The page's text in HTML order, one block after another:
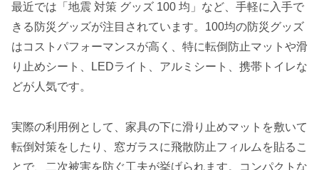
最近では「地震 対策 グッズ 100 均」など、手軽に入手で
きる防災グッズが注目されています。100均の防災グッズ
はコストパフォーマンスが高く、特に転倒防止マットや滑
り止めシート、LEDライト、アルミシート、携帯トイレな
どが人気です。
実際の利用例として、家具の下に滑り止めマットを敷いて
転倒対策をしたり、窓ガラスに飛散防止フィルムを貼るこ
とで、二次被害を防ぐ工夫が挙げられます。コンパクトな